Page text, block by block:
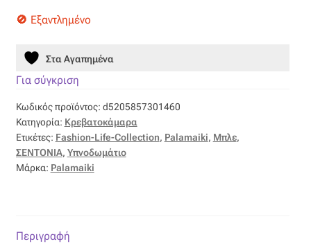
Τζιν
Τρεβίρα
Υφαντό
Εξαντλημένο
Στα Αγαπημένα
Για σύγκριση
Κωδικός προϊόντος: d5205857301460
Κατηγορία: Κρεβατοκάμαρα
Ετικέτες: Fashion-Life-Collection, Palamaiki, Μπλε,
ΣΕΝΤΟΝΙΑ, Υπνοδωμάτιο
Μάρκα: Palamaiki
Περιγραφή